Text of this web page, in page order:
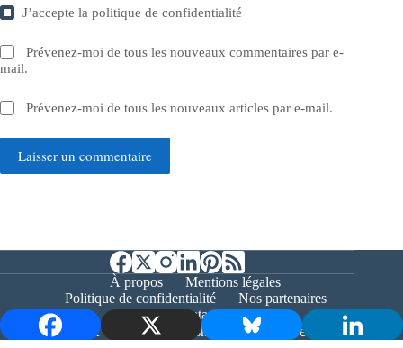
J’accepte lapolitique de confidentialité
Prévenez-moi de tous les nouveaux commentaires par e-
mail.
Prévenez-moi de tous les nouveaux articles par e-mail.
Laisser un commentaire
À propos
Mentions légales
Politique de confidentialité
Nos partenaires
Contact
Copyright © 2026 - Bernieshoot.fr Journal Web